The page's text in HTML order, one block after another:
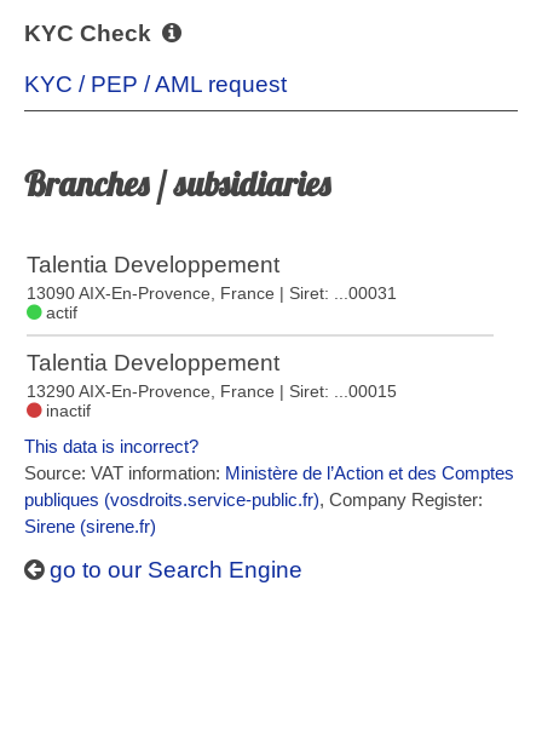
KYC Check
KYC / PEP / AML request
Branches / subsidiaries
Talentia Developpement
13090 AIX-En-Provence, France | Siret: ...00031
actif
Talentia Developpement
13290 AIX-En-Provence, France | Siret: ...00015
inactif
This data is incorrect?
Source: VAT information: Ministère de l’Action et des Comptes
publiques (vosdroits.service-public.fr), Company Register:
Sirene (sirene.fr)
go to our Search Engine